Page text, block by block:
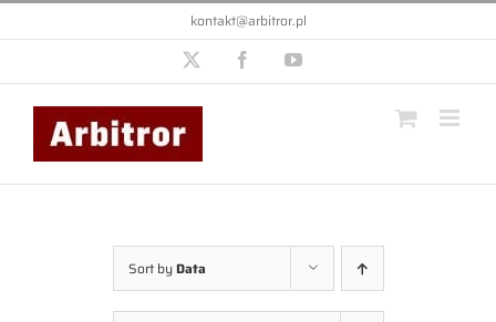
Przejdź
do
kontakt@arbitror.pl
FacebookYouTube
Sort byData